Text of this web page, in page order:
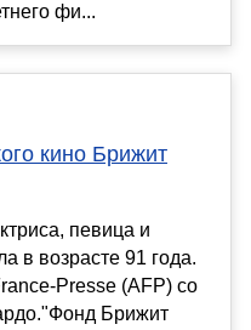
фи...
кино Брижит
певица и
в возрасте 91 года.
Presse (AFP) со
Брижит